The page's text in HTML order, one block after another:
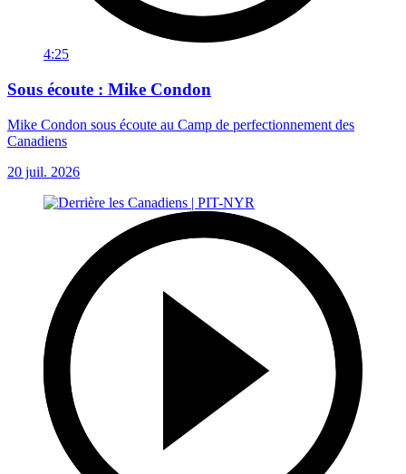
4:25
Sous écoute : Mike Condon
Mike Condon sous écoute au Camp de perfectionnement des
Canadiens
20 juil. 2026